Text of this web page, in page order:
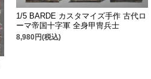
1/5 BARDE カスタマイズ手作 古代ロ
ーマ帝国十字軍 全身甲冑兵士
8,980円(税込)